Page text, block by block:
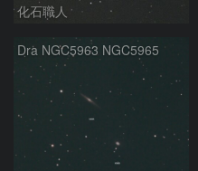
化石職人
Dra NGC5963 NGC5965